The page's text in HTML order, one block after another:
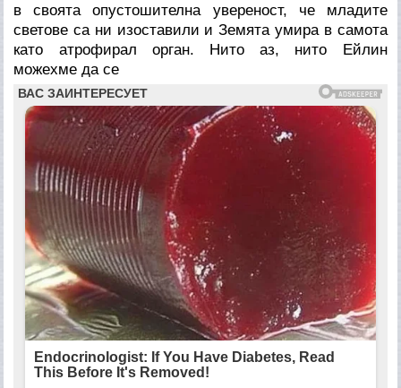
в своята опустошителна увереност, че младите
светове са ни изоставили и Земята умира в самота
като атрофирал орган. Нито аз, нито Ейлин
можехме да се